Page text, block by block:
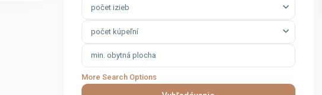
počet izieb
počet kúpeľní
More Search Options